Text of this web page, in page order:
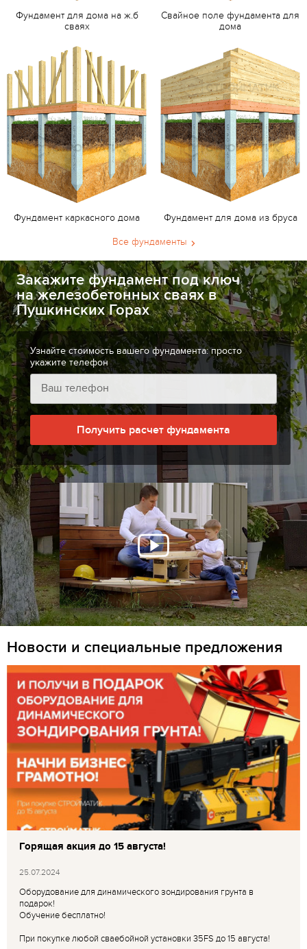
Фундамент для дома на ж.б
сваях
Свайное поле фундамента для
дома
Фундамент каркасного дома Фундамент для дома из бруса
Все фундаменты
Закажите фундамент под ключ
на железобетонных сваях в
Пушкинских Горах
Узнайте стоимость вашего фундамента: просто
укажите телефон
Получить расчет фундамента
Новости и специальные предложения
Горящая акция до 15 августа!
25.07.2024
Оборудование для динамического зондирования грунта в
подарок!
Обучение бесплатно!
При покупке любой сваебойной установки 35FS до 15 августа!